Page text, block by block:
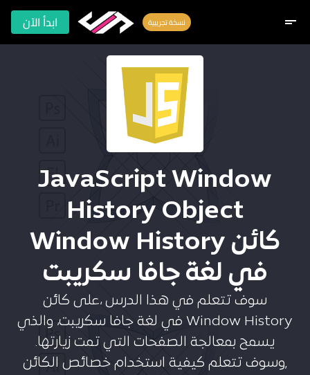
short_text نسخة تجريبية ابدأ الآن
JavaScript Window
History Object
كائن Window History
في لغة جافا سكريبت
سوف تتعلم في هذا الدرس ،على كائن
Window History في لغة جافا سكريبت، والذي
يسمح بمعالجة الصفحات التي تمت زيارتها.
,وسوف تتعلم كيفية استخدام خصائص الكائن